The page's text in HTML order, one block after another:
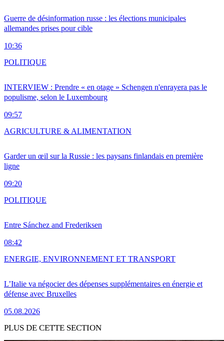
Guerre de désinformation russe : les élections municipales
allemandes prises pour cible
10:36
INTERVIEW : Prendre « en otage » Schengen n'enrayera pas le
populisme, selon le Luxembourg
09:57
POLITIQUE
Garder un œil sur la Russie : les paysans finlandais en première
ligne
09:20
AGRICULTURE & ALIMENTATION
Entre Sánchez and Frederiksen
08:42
POLITIQUE
L’Italie va négocier des dépenses supplémentaires en énergie et
défense avec Bruxelles
05.08.2026
ENERGIE, ENVIRONNEMENT ET TRANSPORT
PLUS DE CETTE SECTION